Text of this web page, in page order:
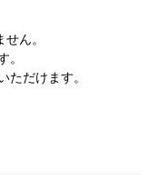
ん。
。
ただけます。